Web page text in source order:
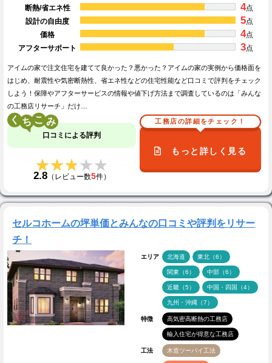
断熱/省エネ性
4点
設計の自由度
5点
価格
4点
アフターサポート
3点
アイムの家で注文住宅を建てて良かった？悪かった？アイムの家の実例から価格面を
はじめ、耐震性や気密断熱性、省エネ性などの住宅性能など口コミで評判をチェック
しよう！保障やアフターサービスの情報や値下げ方法まで調査しているのは「みんな
の工務店リサーチ」だけ…
く こ
口コミによる評判
★★★★★
★★★★★
2.8（レビュー数5件）
工務店の詳細をチェック！
もっと詳しく見る
セルコホームの坪単価とみんなの口コミや評判をリサー
チ！
エリア 北海道 東北（6）
関東（6） 中部（6）
近畿（5） 中国・四国（4）
九州・沖縄（7）
特徴 高気密高断熱の工務店
輸入住宅が得意な工務店
工法 木造ツーバイ工法